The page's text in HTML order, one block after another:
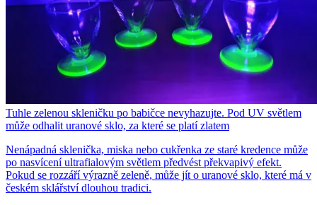
Tuhle zelenou skleničku po babičce nevyhazujte. Pod UV světlem
může odhalit uranové sklo, za které se platí zlatem
Nenápadná sklenička, miska nebo cukřenka ze staré kredence může
po nasvícení ultrafialovým světlem předvést překvapivý efekt.
Pokud se rozzáří výrazně zeleně, může jít o uranové sklo, které má v
českém sklářství dlouhou tradici.